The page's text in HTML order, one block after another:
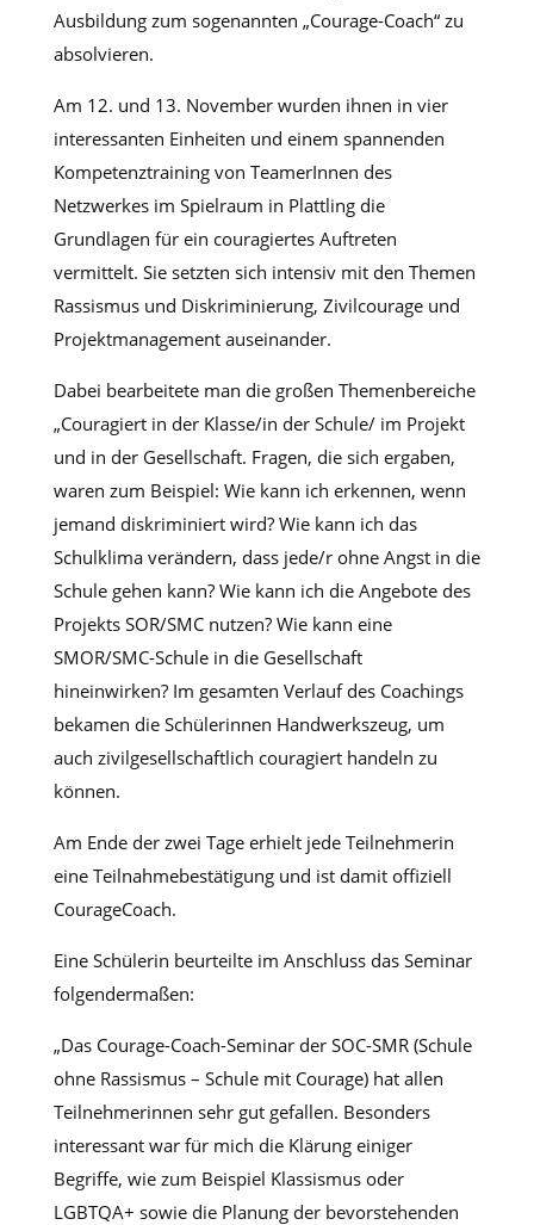
Ausbildung zum sogenannten „Courage-Coach“ zu
absolvieren.
Am 12. und 13. November wurden ihnen in vier
interessanten Einheiten und einem spannenden
Kompetenztraining von TeamerInnen des
Netzwerkes im Spielraum in Plattling die
Grundlagen für ein couragiertes Auftreten
vermittelt. Sie setzten sich intensiv mit den Themen
Rassismus und Diskriminierung, Zivilcourage und
Projektmanagement auseinander.
Dabei bearbeitete man die großen Themenbereiche
„Couragiert in der Klasse/in der Schule/ im Projekt
und in der Gesellschaft. Fragen, die sich ergaben,
waren zum Beispiel: Wie kann ich erkennen, wenn
jemand diskriminiert wird? Wie kann ich das
Schulklima verändern, dass jede/r ohne Angst in die
Schule gehen kann? Wie kann ich die Angebote des
Projekts SOR/SMC nutzen? Wie kann eine
SMOR/SMC-Schule in die Gesellschaft
hineinwirken? Im gesamten Verlauf des Coachings
bekamen die Schülerinnen Handwerkszeug, um
auch zivilgesellschaftlich couragiert handeln zu
können.
Am Ende der zwei Tage erhielt jede Teilnehmerin
eine Teilnahmebestätigung und ist damit offiziell
CourageCoach.
Eine Schülerin beurteilte im Anschluss das Seminar
folgendermaßen:
„Das Courage-Coach-Seminar der SOC-SMR (Schule
ohne Rassismus – Schule mit Courage) hat allen
Teilnehmerinnen sehr gut gefallen. Besonders
interessant war für mich die Klärung einiger
Begriffe, wie zum Beispiel Klassismus oder
LGBTQA+ sowie die Planung der bevorstehenden